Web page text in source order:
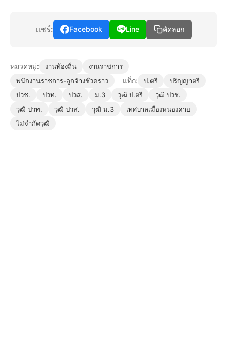
แชร์: Facebook Line คัดลอก
หมวดหมู่: งานท้องถิ่น
งานราชการ
พนักงานราชการ-ลูกจ้างชั่วคราว
แท็ก: ป.ตรี
ปริญญาตรี
ปวช.
ปวท. ปวส. ม.3 วุฒิ ป.ตรี
วุฒิ ปวช.
วุฒิ ปวท.
วุฒิ ปวส. วุฒิ ม.3
เทศบาลเมืองหนองคาย
ไม่จำกัดวุฒิ